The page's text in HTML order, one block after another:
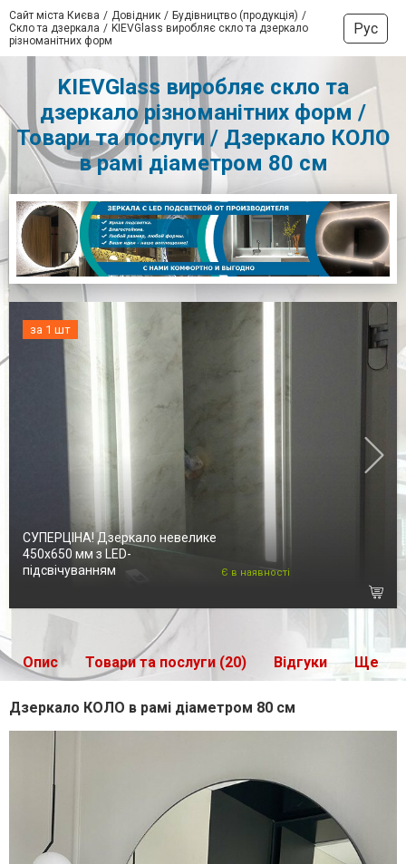
Сайт міста Києва Довідник
Будівництво (продукція)
Скло та дзеркала
KIEVGlass виробляє скло та дзеркало
різноманітних форм
Рус
KIEVGlass виробляє скло та
дзеркало різноманітних форм /
Товари та послуги / Дзеркало КОЛО
в рамі діаметром 80 см
за 1 шт
СУПЕРЦІНА! Дзеркало невелике
450х650 мм з LED-
підсвічуванням
Є в наявності
Опис Товари та послуги (20) Відгуки Ще
Дзеркало КОЛО в рамі діаметром 80 см